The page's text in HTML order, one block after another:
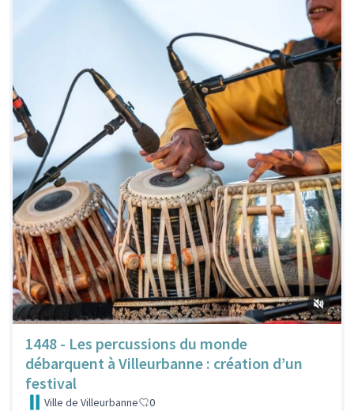
1448 - Les percussions du monde
débarquent à Villeurbanne : création d’un
festival
Ville de Villeurbanne 0